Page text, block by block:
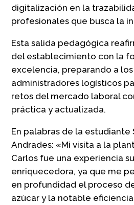
digitalización en la
profesionales que busca la
Esta salida pedagógica
del establecimiento con la
excelencia, preparando a
administradores logísticos
retos del mercado laboral
práctica y actualizada.
En palabras de la estudiante
Andrades: «Mi visita a la
Carlos fue una experiencia
enriquecedora, ya que me
en profundidad el proceso
azúcar y la notable